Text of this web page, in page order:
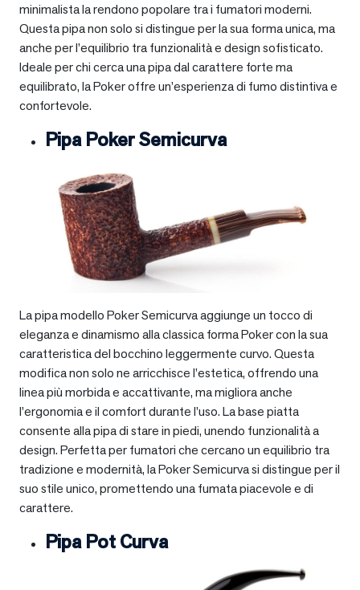
minimalista la rendono popolare tra i fumatori moderni.
Questa pipa non solo si distingue per la sua forma unica, ma
anche per l’equilibrio tra funzionalità e design sofisticato.
Ideale per chi cerca una pipa dal carattere forte ma
equilibrato, la Poker offre un’esperienza di fumo distintiva e
confortevole.
Pipa Poker Semicurva
La pipa modello Poker Semicurva aggiunge un tocco di
eleganza e dinamismo alla classica forma Poker con la sua
caratteristica del bocchino leggermente curvo. Questa
modifica non solo ne arricchisce l’estetica, offrendo una
linea più morbida e accattivante, ma migliora anche
l’ergonomia e il comfort durante l’uso. La base piatta
consente alla pipa di stare in piedi, unendo funzionalità a
design. Perfetta per fumatori che cercano un equilibrio tra
tradizione e modernità, la Poker Semicurva si distingue per il
suo stile unico, promettendo una fumata piacevole e di
carattere.
Pipa Pot Curva